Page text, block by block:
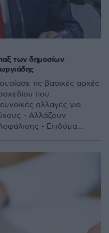
των δημοσίων
τις βασικές αρχές
που
αλλαγές για
- Αλλάζουν
- Επιδόμα